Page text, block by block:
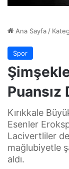
Ana Sayfa/
Spor
Puansız
Kırıkkale
Esenler
Lacivertliler
mağlubiyetle
aldı.